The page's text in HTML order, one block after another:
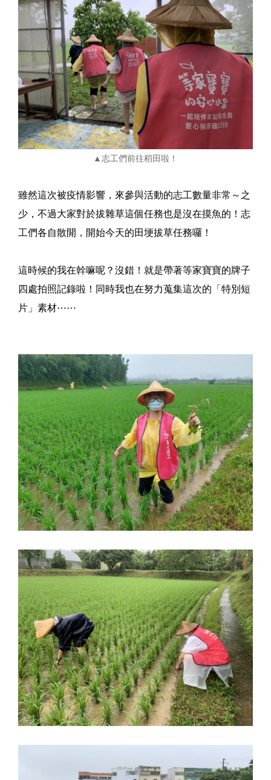
▲ 志工們前往稻田啦！
雖然這次被疫情影響，來參與活動的志工數量非常～之
少，不過大家對於拔雜草這個任務也是沒在摸魚的！志
工們各自散開，開始今天的田埂拔草任務囉！
這時候的我在幹嘛呢？沒錯！就是帶著等家寶寶的牌子
四處拍照記錄啦！同時我也在努力蒐集這次的「特別短
片」素材⋯⋯